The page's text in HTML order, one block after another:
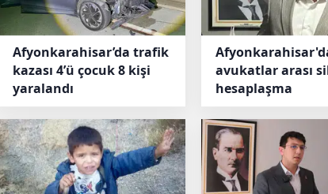
Afyon Çay’da üreticiye devlet
desteğiyle koyun dağıtılıyor
Afyonkarahisar’da trafik
kazası 4’ü çocuk 8 kişi
yaralandı
avukatlar arası
hesaplaşma